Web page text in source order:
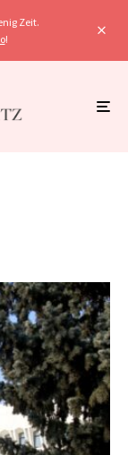
Zeit.
!